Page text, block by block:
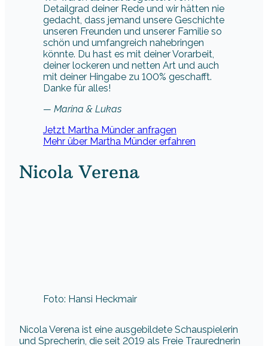
Detailgrad deiner Rede und wir hätten nie
gedacht, dass jemand unsere Geschichte
unseren Freunden und unserer Familie so
schön und umfangreich nahebringen
könnte. Du hast es mit deiner Vorarbeit,
deiner lockeren und netten Art und auch
mit deiner Hingabe zu 100% geschafft.
Danke für alles!
— Marina & Lukas
Jetzt Martha Münder anfragen
Mehr über Martha Münder erfahren
Nicola Verena
Foto: Hansi Heckmair
Nicola Verena ist eine ausgebildete Schauspielerin
und Sprecherin, die seit 2019 als Freie Traurednerin